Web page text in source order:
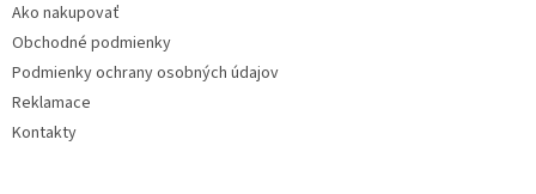
Ako nakupovať
Obchodné podmienky
Podmienky ochrany osobných údajov
Reklamace
Kontakty